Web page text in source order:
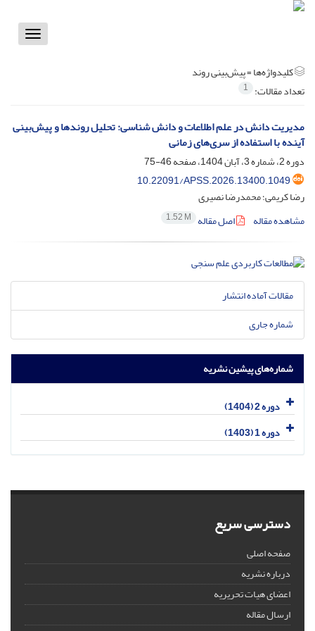
Toggle
کلیدواژه‌ها =پیش‌بینی روند
تعداد مقالات: 1
مدیریت دانش در علم اطلاعات و دانش شناسی: تحلیل روندها و پیش‌بینی
آینده با استفاده از سری‌های زمانی
دوره 2، شماره 3، آبان 1404، صفحه
46-75
10.22091/APSS.2026.13400.1049
رضا کریمی؛ محمدرضا نصیری
مشاهده مقاله
اصل مقاله 1.52 M
مقالات آماده انتشار
شماره جاری
شماره‌های پیشین نشریه
دوره 2 (1404)
دوره 1 (1403)
دسترسی سریع
صفحه اصلی
درباره نشریه
اعضای هیات تحریریه
ارسال مقاله